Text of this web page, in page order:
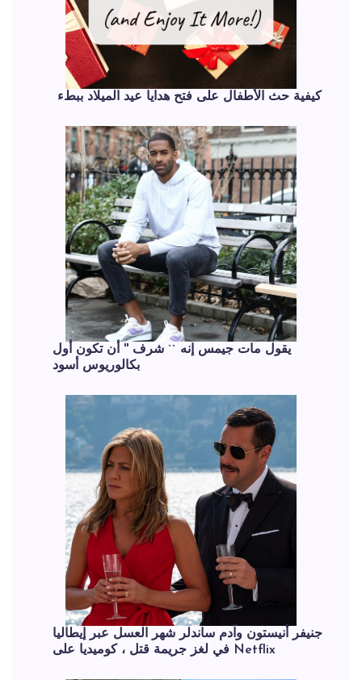
كيفية حث الأطفال على فتح هدايا عيد الميلاد ببطء
يقول مات جيمس إنه `` شرف '' أن تكون أول
بكالوريوس أسود
جنيفر أنيستون وآدم ساندلر شهر العسل عبر إيطاليا
في لغز جريمة قتل ، كوميديا ​​على Netflix